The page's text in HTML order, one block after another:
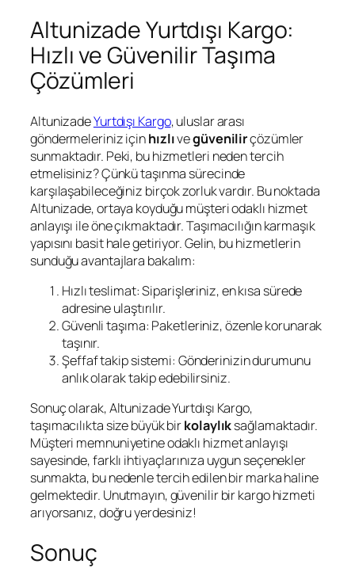
Altunizade Yurtdışı Kargo:
Hızlı ve Güvenilir Taşıma
Çözümleri
AltunizadeYurtdışı Kargo, uluslar arası
göndermeleriniz içinhızlıvegüvenilirçözümler
sunmaktadır. Peki, bu hizmetleri neden tercih
etmelisiniz? Çünkü taşınma sürecinde
karşılaşabileceğiniz birçok zorluk vardır. Bu noktada
Altunizade, ortaya koyduğu müşteri odaklı hizmet
anlayışı ile öne çıkmaktadır. Taşımacılığın karmaşık
yapısını basit hale getiriyor. Gelin, bu hizmetlerin
sunduğu avantajlara bakalım:
Hızlı teslimat: Siparişleriniz, en kısa sürede
adresine ulaştırılır.
Güvenli taşıma: Paketleriniz, özenle korunarak
taşınır.
Şeffaf takip sistemi: Gönderinizin durumunu
anlık olarak takip edebilirsiniz.
Sonuç olarak, Altunizade Yurtdışı Kargo,
taşımacılıkta size büyük birkolaylıksağlamaktadır.
Müşteri memnuniyetine odaklı hizmet anlayışı
sayesinde, farklı ihtiyaçlarınıza uygun seçenekler
sunmakta, bu nedenle tercih edilen bir marka haline
gelmektedir. Unutmayın, güvenilir bir kargo hizmeti
arıyorsanız, doğru yerdesiniz!
Sonuç